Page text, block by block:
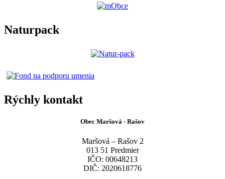
Naturpack
Rýchly kontakt
Obec Maršová - Rašov
Maršová – Rašov 2
013 51 Predmier
IČO: 00648213
DIČ: 2020618776